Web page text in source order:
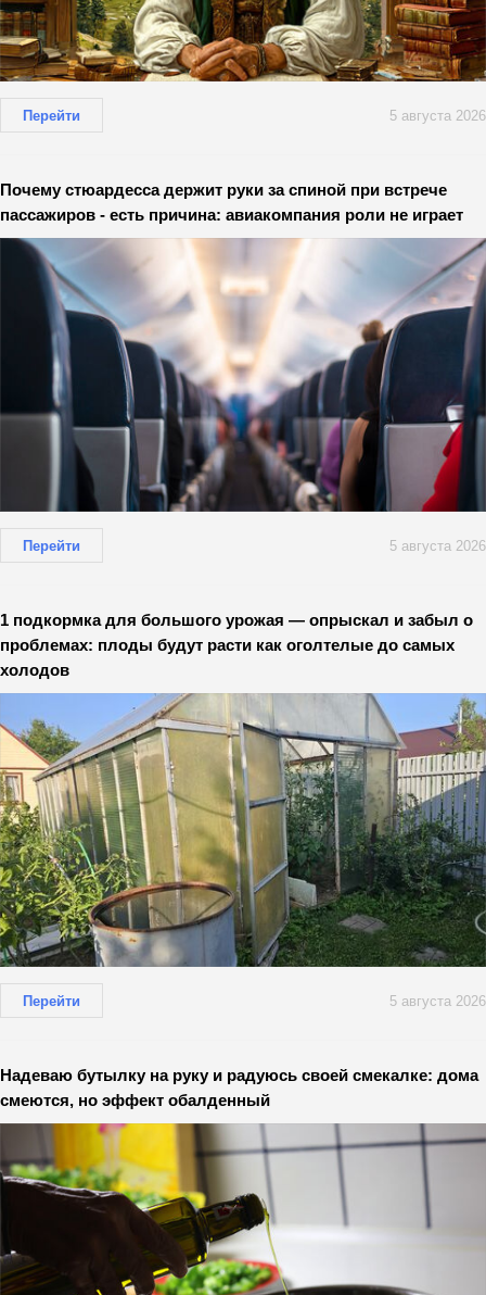
Перейти 5 августа 2026
Почему стюардесса держит руки за спиной при встрече
пассажиров - есть причина: авиакомпания роли не играет
Перейти 5 августа 2026
1 подкормка для большого урожая — опрыскал и забыл о
проблемах: плоды будут расти как оголтелые до самых
холодов
Перейти 5 августа 2026
Надеваю бутылку на руку и радуюсь своей смекалке: дома
смеются, но эффект обалденный